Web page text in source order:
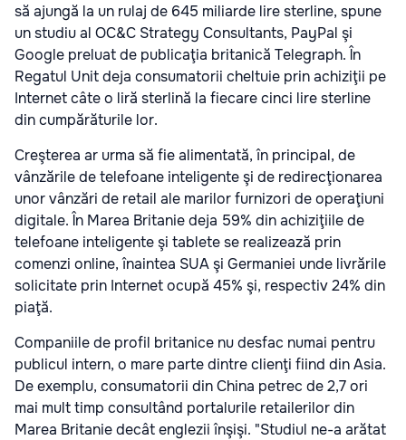
să ajungă la un rulaj de 645 miliarde lire sterline, spune
un studiu al OC&C Strategy Consultants, PayPal şi
Google preluat de publicaţia britanică Telegraph. În
Regatul Unit deja consumatorii cheltuie prin achiziţii pe
Internet câte o liră sterlină la fiecare cinci lire sterline
din cumpărăturile lor.
Creşterea ar urma să fie alimentată, în principal, de
vânzările de telefoane inteligente şi de redirecţionarea
unor vânzări de retail ale marilor furnizori de operaţiuni
digitale. În Marea Britanie deja 59% din achiziţiile de
telefoane inteligente şi tablete se realizează prin
comenzi online, înaintea SUA şi Germaniei unde livrările
solicitate prin Internet ocupă 45% şi, respectiv 24% din
piaţă.
Companiile de profil britanice nu desfac numai pentru
publicul intern, o mare parte dintre clienţi fiind din Asia.
De exemplu, consumatorii din China petrec de 2,7 ori
mai mult timp consultând portalurile retailerilor din
Marea Britanie decât englezii înşişi. "Studiul ne-a arătat